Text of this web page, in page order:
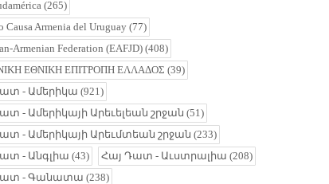
(265)
Causa Armenia del Uruguay (77)
Armenian Federation (EAFJD) (408)
ΕΘΝΙΚΗ ΕΠΙΤΡΟΠΗ ΕΛΛΑΔΟΣ (39)
- Ամերիկա (921)
- Ամերիկայի Արեւելեան շրջան (51)
- Ամերիկայի Արեւմտեան շրջան (233)
- Անգլիա (43) Հայ Դատ - Աւստրալիա (208)
- Գանատա (238)